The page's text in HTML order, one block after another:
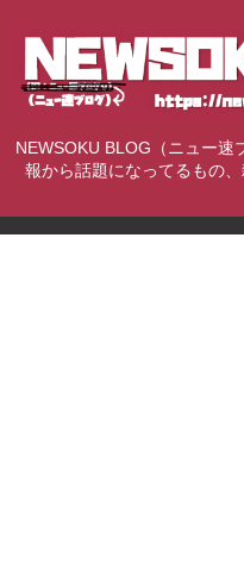
NEWSOKU BLOG（ニュー速
報から話題になってるもの